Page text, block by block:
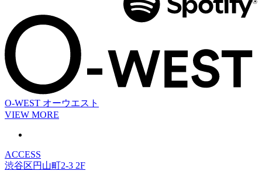
O-WEST オーウエスト
VIEW MORE
ACCESS
渋谷区円山町2-3 2F